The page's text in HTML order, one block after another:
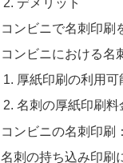
コンビニで名刺印刷
コンビニにおける名
厚紙印刷の利用可
名刺の厚紙印刷料
コンビニの名刺印刷
名刺の持ち込み印刷